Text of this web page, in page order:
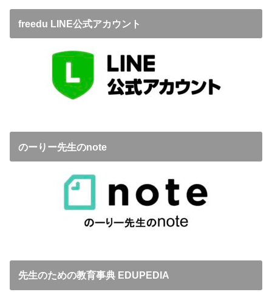
freedu LINE公式アカウント
のーりー先生のnote
先生のための教育事典 EDUPEDIA